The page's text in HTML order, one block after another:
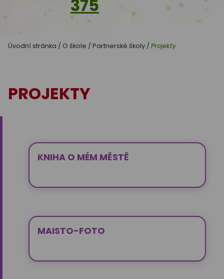
375
Úvodní stránka / O škole / Partnerské školy / Projekty
PROJEKTY
KNIHA O MÉM MĚSTĚ
MAISTO-FOTO